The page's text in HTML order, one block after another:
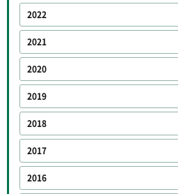
2022
2021
2020
2019
2018
2017
2016